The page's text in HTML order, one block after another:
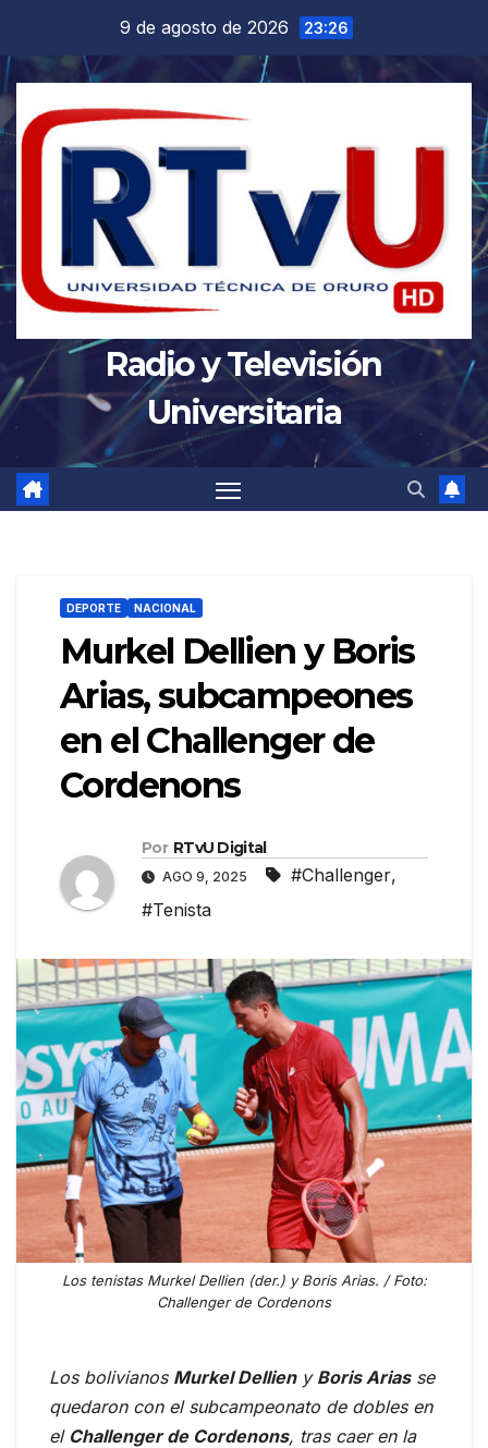
contenido
9 de agosto de 2026 23:26
Radio y Televisión
Universitaria
DEPORTE NACIONAL
Murkel Dellien y Boris
Arias, subcampeones
en el Challenger de
Cordenons
Por RTvU Digital
AGO 9, 2025 #Challenger,
#Tenista
Los tenistas Murkel Dellien (der.) y Boris Arias. / Foto:
Challenger de Cordenons
Los bolivianos Murkel Dellieny Boris Ariasse
quedaron con el subcampeonato de dobles en
el Challenger de Cordenons, tras caer en la